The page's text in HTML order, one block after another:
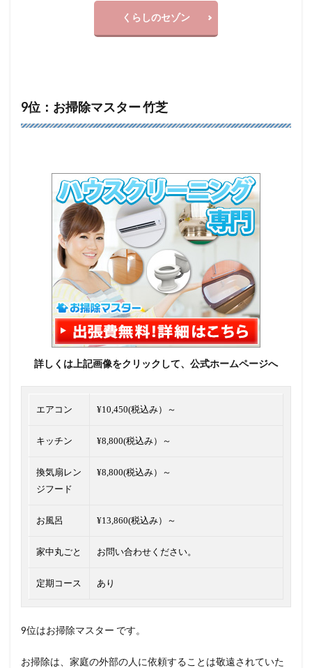
くらしのセゾン
9位：お掃除マスター 竹芝
詳しくは上記画像をクリックして、公式ホームページへ
エアコン ¥10,450(税込み）～
キッチン ¥8,800(税込み）～
換気扇レン
ジフード
¥8,800(税込み）～
お風呂 ¥13,860(税込み）～
家中丸ごと お問い合わせください。
定期コース あり
9位はお掃除マスター です。
お掃除は、家庭の外部の人に依頼することは敬遠されていた